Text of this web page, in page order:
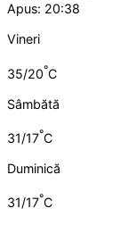
Apus: 20:38
Vineri
35/20°C
Sâmbătă
31/17°C
Duminică
31/17°C